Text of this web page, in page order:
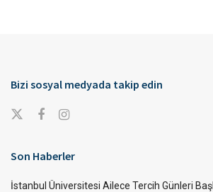
Bizi sosyal medyada takip edin
Son Haberler
İstanbul Üniversitesi Ailece Tercih Günleri